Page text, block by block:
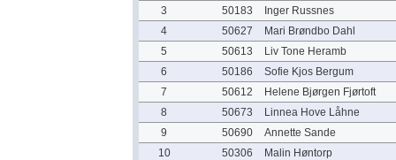
3
50183
Inger Russnes
4
50627
Mari Brøndbo Dahl
5
50613
Liv Tone Heramb
6
50186
Sofie Kjos Bergum
7
50612
Helene Bjørgen Fjørtoft
8
50673
Linnea Hove Låhne
9
50690
Annette Sande
10
50306 Malin Høntorp